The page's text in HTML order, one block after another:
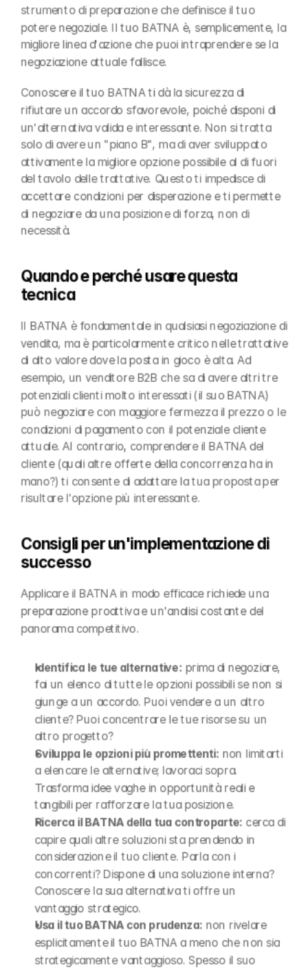
strumento di preparazione che definisce il tuo
potere negoziale. Il tuo BATNA è, semplicemente, la
migliore linea d'azione che puoi intraprendere se la
negoziazione attuale fallisce.
Conoscere il tuo BATNA ti dà la sicurezza di
rifiutare un accordo sfavorevole, poiché disponi di
un'alternativa valida e interessante. Non si tratta
solo di avere un "piano B", ma di aver sviluppato
attivamente la migliore opzione possibile al di fuori
del tavolo delle trattative. Questo ti impedisce di
accettare condizioni per disperazione e ti permette
di negoziare da una posizione di forza, non di
necessità.
Quando e perché usare questa
tecnica
Il BATNA è fondamentale in qualsiasi negoziazione di
vendita, ma è particolarmente critico nelle trattative
di alto valore dove la posta in gioco è alta. Ad
esempio, un venditore B2B che sa di avere altri tre
potenziali clienti molto interessati (il suo BATNA)
può negoziare con maggiore fermezza il prezzo o le
condizioni di pagamento con il potenziale cliente
attuale. Al contrario, comprendere il BATNA del
cliente (quali altre offerte della concorrenza ha in
mano?) ti consente di adattare la tua proposta per
risultare l'opzione più interessante.
Consigli per un'implementazione di
successo
Applicare il BATNA in modo efficace richiede una
preparazione proattiva e un'analisi costante del
panorama competitivo.
Identifica le tue alternative: prima di negoziare,
fai un elenco di tutte le opzioni possibili se non si
giunge a un accordo. Puoi vendere a un altro
cliente? Puoi concentrare le tue risorse su un
altro progetto?
Sviluppa le opzioni più promettenti: non limitarti
a elencare le alternative; lavoraci sopra.
Trasforma idee vaghe in opportunità reali e
tangibili per rafforzare la tua posizione.
Ricerca il BATNA della tua controparte: cerca di
capire quali altre soluzioni sta prendendo in
considerazione il tuo cliente. Parla con i
concorrenti? Dispone di una soluzione interna?
Conoscere la sua alternativa ti offre un
vantaggio strategico.
Usa il tuo BATNA con prudenza: non rivelare
esplicitamente il tuo BATNA a meno che non sia
strategicamente vantaggioso. Spesso il suo